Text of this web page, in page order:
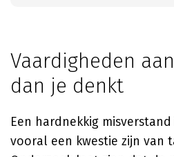
Vaardigheden
dan je denkt
Een hardnekkig
vooral een kwestie zijn van